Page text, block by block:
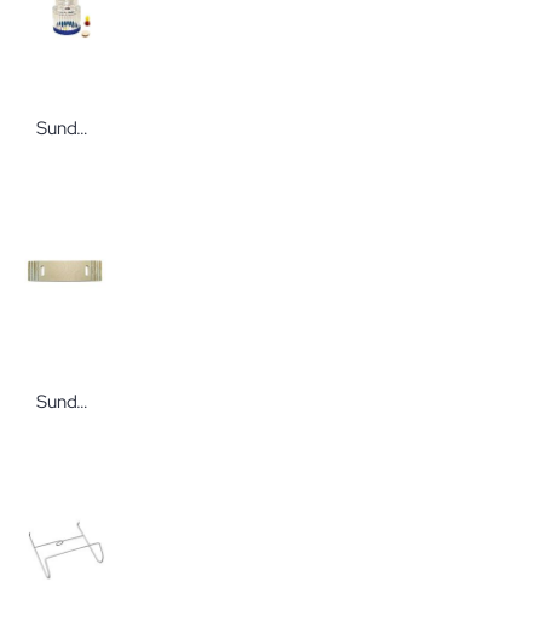
Sundo Tablettenmörser mit Deckel und Depotfach
Sundo Rutschbrett Holz